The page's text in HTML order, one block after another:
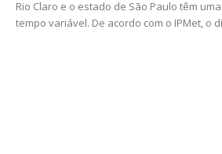
Rio Claro e o estado de São Paulo têm
tempo variável. De acordo com o IPMet, o